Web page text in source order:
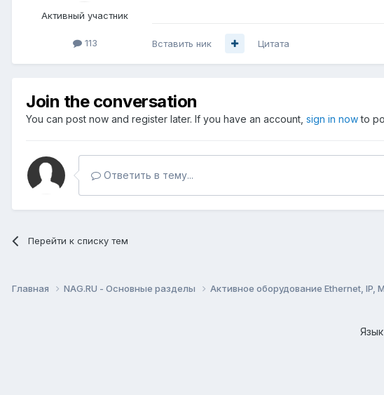
Активный участник
113 Вставить ник Цитата
Join the conversation
You can post now and register later. If you have an account, sign in nowto
Ответить в тему...
Перейти к списку тем
Главная NAG.RU - Основные разделы Активное оборудование Ethernet, IP,
Язык